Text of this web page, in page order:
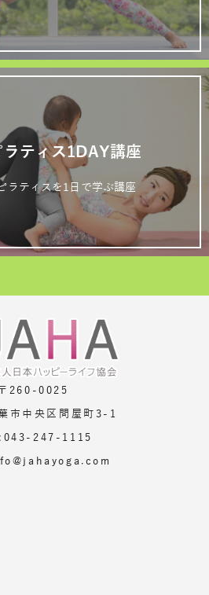
ティス1DAY講座
ラティスを1日で学ぶ講座
260-0025
市中央区問屋町3-1
247-1115